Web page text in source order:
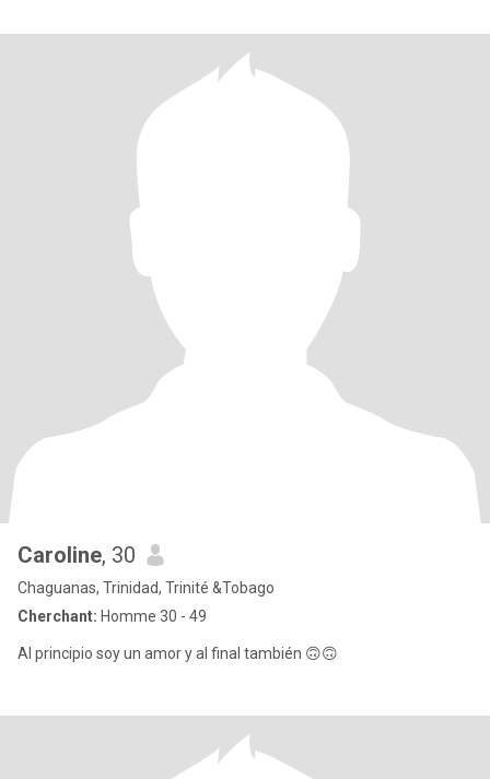
Caroline, 30
Chaguanas, Trinidad, Trinité &Tobago
Cherchant: Homme 30 - 49
Al principio soy un amor y al final también 🙃🙃